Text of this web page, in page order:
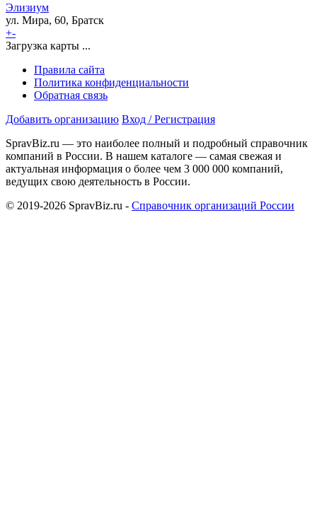
Элизиум
ул. Мира, 60, Братск
+-
Загрузка карты ...
Правила сайта
Политика конфиденциальности
Обратная связь
Добавить организацию Вход / Регистрация
SpravBiz.ru — это наиболее полный и подробный справочник
компаний в России. В нашем каталоге — самая свежая и
актуальная информация о более чем 3 000 000 компаний,
ведущих свою деятельность в России.
© 2019-2026 SpravBiz.ru - Справочник организаций России